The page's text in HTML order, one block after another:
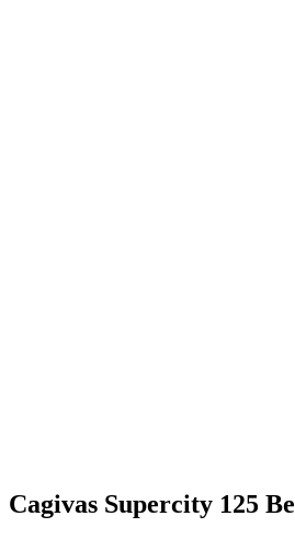
Cagivas Supercity 125